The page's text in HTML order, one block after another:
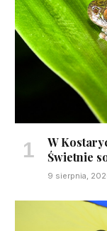
W
Świetnie
9 sierpnia,